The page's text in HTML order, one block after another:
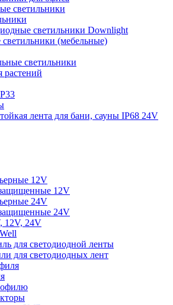
светильники
светильники Downlight
(мебельные)
светильники
растений
лента для бани, сауны IP68 24V
12V
12V
24V
24V
12V, 24V
для светодиодной ленты
для светодиодных лент